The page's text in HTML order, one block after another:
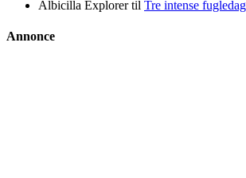
Albicilla Explorertil Tre intense
Annonce